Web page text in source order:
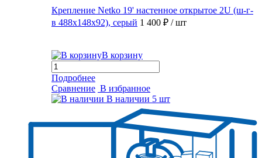
Крепление Netko 19' настенное открытое 2U (ш-г-
в 488х148х92), серый 1 400 ₽ / шт
В корзину
Подробнее
Сравнение В избранное
В наличии 5 шт